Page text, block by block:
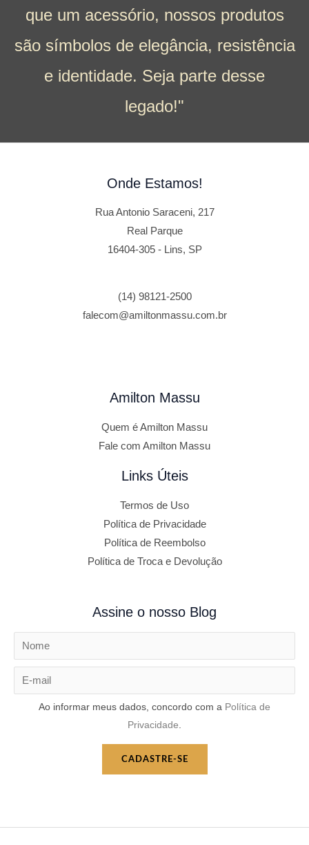
que um acessório, nossos produtos
são símbolos de elegância, resistência
e identidade. Seja parte desse
legado!"
Onde Estamos!
Rua Antonio Saraceni, 217
Real Parque
16404-305 - Lins, SP
(14) 98121-2500
falecom@amiltonmassu.com.br
Amilton Massu
Quem é Amilton Massu
Fale com Amilton Massu
Links Úteis
Termos de Uso
Política de Privacidade
Política de Reembolso
Política de Troca e Devolução
Assine o nosso Blog
Ao informar meus dados, concordo com a Política de
Privacidade